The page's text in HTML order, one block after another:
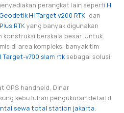
perangkat lain seperti Hi
HI Target v200 RTK, dan
RTKyang banyak digunakan
berskala besar. Untuk
di area kompleks, banyak tim
Target-v700 slam rtksebagai solusi
GPS handheld, Dinar
kebutuhan pengukuran detail di
sewa total station jakarta